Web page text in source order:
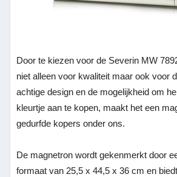
Door te kiezen voor de Severin MW
niet alleen voor kwaliteit maar ook voor
achtige design en de mogelijkheid om
kleurtje aan te kopen, maakt het een
gedurfde kopers onder ons.
De magnetron wordt gekenmerkt door
formaat van 25,5 x 44,5 x 36 cm en